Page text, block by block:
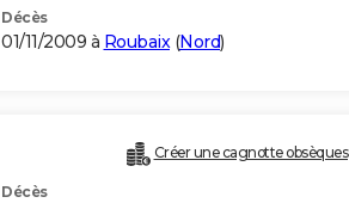
Décès
01/11/2009 à Roubaix(Nord)
Créer une cagnotte obsèques
Décès